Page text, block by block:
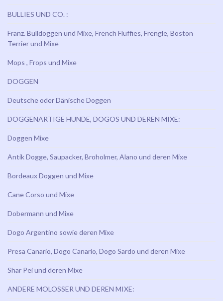
BULLIES UND CO. :
Franz. Bulldoggen und Mixe, French Fluffies, Frengle, Boston
Terrier und Mixe
Mops , Frops und Mixe
DOGGEN
Deutsche oder Dänische Doggen
DOGGENARTIGE HUNDE, DOGOS UND DEREN MIXE:
Doggen Mixe
Antik Dogge, Saupacker, Broholmer, Alano und deren Mixe
Bordeaux Doggen und Mixe
Cane Corso und Mixe
Dobermann und Mixe
Dogo Argentino sowie deren Mixe
Presa Canario, Dogo Canario, Dogo Sardo und deren Mixe
Shar Pei und deren Mixe
ANDERE MOLOSSER UND DEREN MIXE: